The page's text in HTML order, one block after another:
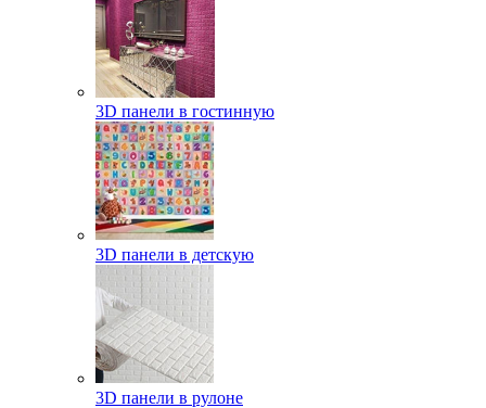
3D панели в гостинную
3D панели в детскую
3D панели в рулоне